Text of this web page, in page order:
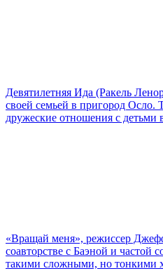
Девятилетняя Ида (Ракель
своей семьей в пригород Осло.
дружеские отношения с детьми
«Вращай меня», режиссер
соавторстве с Баэной и частой
такими сложными, но тонкими